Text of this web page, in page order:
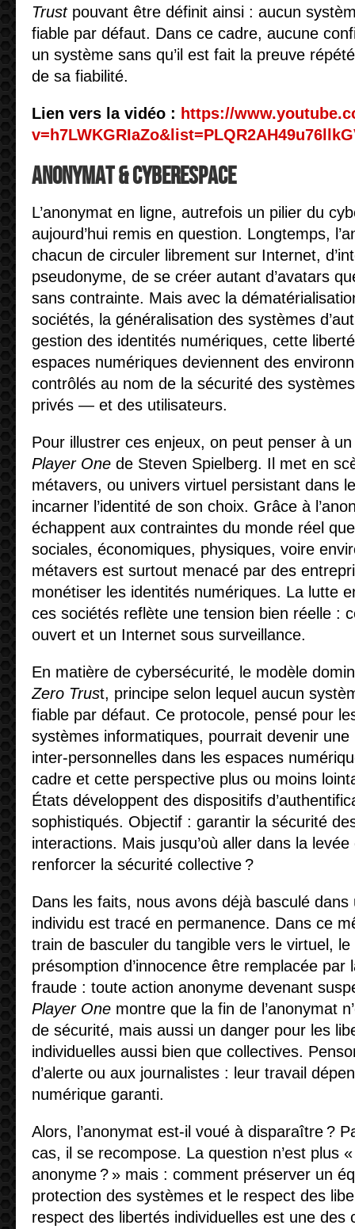
Trustpouvant être définit ainsi : aucun
fiable par défaut. Dans ce cadre, aucune
un système sans qu’il est fait la preuve
de sa fiabilité.
Lien vers la vidéo : https://
Anonymat & Cyberespace
L’anonymat en ligne, autrefois un pilier du
aujourd’hui remis en question. Longtemps,
chacun de circuler librement sur Internet,
pseudonyme, de se créer autant d’avatars
sans contrainte. Mais avec la
sociétés, la généralisation des systèmes
gestion des identités numériques, cette
espaces numériques deviennent des
contrôlés au nom de la sécurité des
privés — et des utilisateurs.
Pour illustrer ces enjeux, on peut penser à
Player One de Steven Spielberg. Il met en
métavers, ou univers virtuel persistant dans
incarner l’identité de son choix. Grâce à
échappent aux contraintes du monde réel
sociales, économiques, physiques, voire
métavers est surtout menacé par des
monétiser les identités numériques. La lutte
ces sociétés reflète une tension bien réelle :
ouvert et un Internet sous surveillance.
En matière de cybersécurité, le modèle
Zero Trust, principe selon lequel aucun
fiable par défaut. Ce protocole, pensé pour
systèmes informatiques, pourrait devenir
inter-personnelles dans les espaces
cadre et cette perspective plus ou moins
États développent des dispositifs
sophistiqués. Objectif : garantir la sécurité
interactions. Mais jusqu’où aller dans la levée
renforcer la sécurité collective ?
Dans les faits, nous avons déjà basculé
individu est tracé en permanence. Dans ce
train de basculer du tangible vers le virtuel,
présomption d’innocence être remplacée par
fraude : toute action anonyme devenant
Player One montre que la fin de l’anonymat
de sécurité, mais aussi un danger pour les
individuelles aussi bien que collectives.
d’alerte ou aux journalistes : leur travail
numérique garanti.
Alors, l’anonymat est-il voué à disparaître ?
cas, il se recompose. La question n’est plus
anonyme ? » mais : comment préserver un
protection des systèmes et le respect des
respect des libertés individuelles est une des